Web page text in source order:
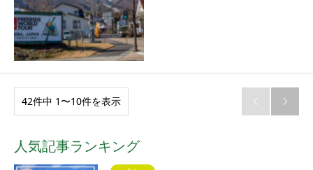
42件中 1〜10件を表示  
人気記事ランキング